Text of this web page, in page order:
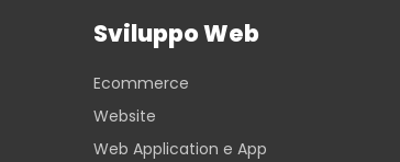
Sviluppo Web
Ecommerce
Website
Web Application e App